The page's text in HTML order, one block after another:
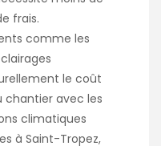
frais.
comme les
le coût
chantier avec les
climatiques
à Saint-Tropez,